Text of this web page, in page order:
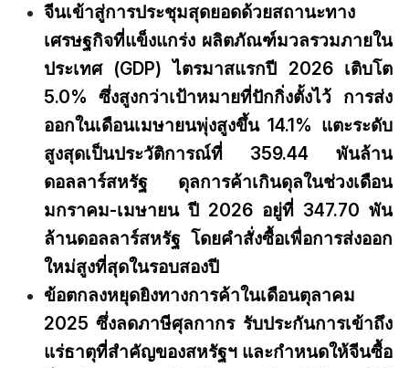
จีนเข้าสู่การประชุมสุดยอดด้วยสถานะทาง
เศรษฐกิจที่แข็งแกร่ง ผลิตภัณฑ์มวลรวมภายใน
ประเทศ (GDP) ไตรมาสแรกปี 2026 เติบโต
5.0% ซึ่งสูงกว่าเป้าหมายที่ปักกิ่งตั้งไว้ การส่ง
ออกในเดือนเมษายนพุ่งสูงขึ้น 14.1% แตะระดับ
สูงสุดเป็นประวัติการณ์ที่ 359.44 พันล้าน
ดอลลาร์สหรัฐ ดุลการค้าเกินดุลในช่วงเดือน
มกราคม-เมษายน ปี 2026 อยู่ที่ 347.70 พัน
ล้านดอลลาร์สหรัฐ โดยคำสั่งซื้อเพื่อการส่งออก
ใหม่สูงที่สุดในรอบสองปี
ข้อตกลงหยุดยิงทางการค้าในเดือนตุลาคม
2025 ซึ่งลดภาษีศุลกากร รับประกันการเข้าถึง
แร่ธาตุที่สำคัญของสหรัฐฯ และกำหนดให้จีนซื้อ